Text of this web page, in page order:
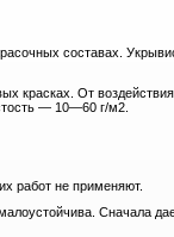
составах.
красках. От воздействия
— 10—60 г/м2.
работ не применяют.
Сначала